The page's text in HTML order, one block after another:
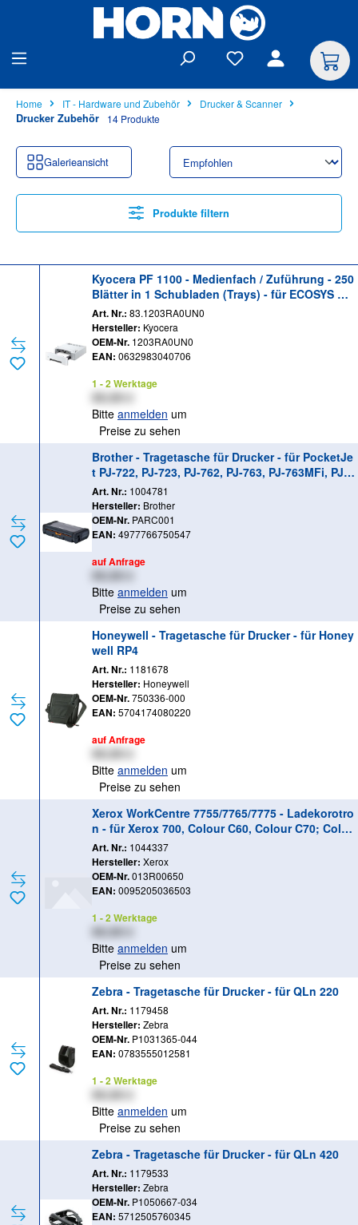
Home IT - Hardware und Zubehör Drucker & Scanner
Drucker Zubehör 14 Produkte
Galerieansicht
Produkte filtern
Kyocera PF 1100 - Medienfach / Zuführung - 250
Blätter in 1 Schubladen (Trays) - für ECOSYS M2
040, M2135, M2540, M2635, M2640, M2735, P204
0, P2235
Art. Nr.: 83.1203RA0UN0
Hersteller: Kyocera
OEM-Nr. 1203RA0UN0
EAN: 0632983040706
1 - 2 Werktage
XX,XX €
Bitte anmelden um
Preise zu sehen
Brother - Tragetasche für Drucker - für PocketJe
t PJ-722, PJ-723, PJ-762, PJ-763, PJ-763MFi, PJ-7
73
Art. Nr.: 1004781
Hersteller: Brother
OEM-Nr. PARC001
EAN: 4977766750547
auf Anfrage
Bitte anmelden um
Preise zu sehen
Honeywell - Tragetasche für Drucker - für Honey
well RP4
Art. Nr.: 1181678
Hersteller: Honeywell
OEM-Nr.750336-000
EAN: 5704174080220
auf Anfrage
XX,XX €
Bitte anmelden um
Preise zu sehen
Xerox WorkCentre 7755/7765/7775 - Ladekorotro
n - für Xerox 700, Colour C60, Colour C70; Color
C60, C70; PrimeLink C9065, C9070; WorkCentre
570
Art. Nr.: 1044337
Hersteller: Xerox
OEM-Nr.013R00650
EAN: 0095205036503
1 - 2 Werktage
Bitte anmelden um
Preise zu sehen
Zebra - Tragetasche für Drucker - für QLn 220
Art. Nr.: 1179458
Hersteller: Zebra
OEM-Nr. P1031365-044
EAN: 0783555012581
1 - 2 Werktage
XX,XX €
Bitte anmelden um
Preise zu sehen
Zebra - Tragetasche für Drucker - für QLn 420
Art. Nr.: 1179533
Hersteller: Zebra
OEM-Nr. P1050667-034
EAN: 5712505760345